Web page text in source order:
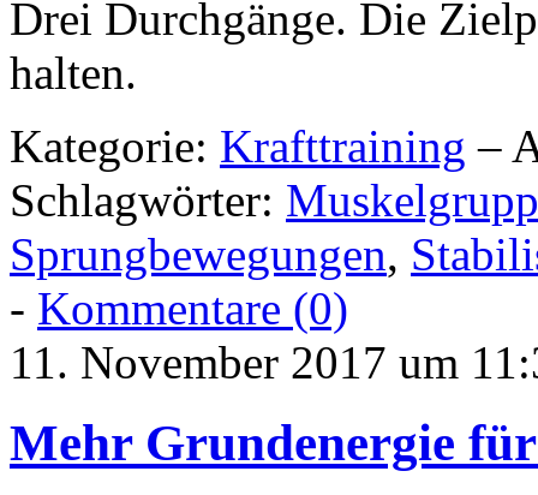
Drei Durchgänge. Die
halten.
Kategorie: Krafttraining –
Schlagwörter:
Sprungbewegungen,
- Kommentare (0)
11. November 2017 um
Mehr Grundenergie